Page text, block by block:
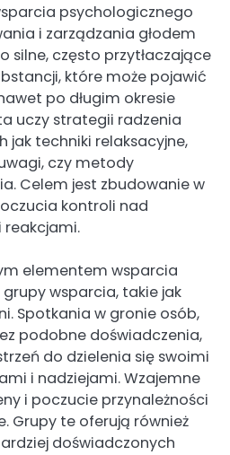
psychologicznego
i zarządzania głodem
silne, często przytłaczające
które może pojawić
po długim okresie
uczy strategii radzenia
jak techniki relaksacyjne,
czy metody
Celem jest zbudowanie w
kontroli nad
reakcjami.
elementem wsparcia
wsparcia, takie jak
Spotkania w gronie osób,
podobne doświadczenia,
do dzielenia się swoimi
i nadziejami. Wzajemne
i poczucie przynależności
Grupy te oferują również
doświadczonych